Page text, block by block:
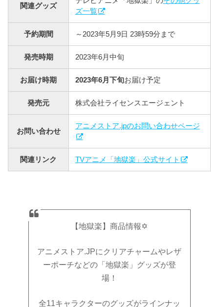
関連グッズ
ズ一覧
予約期間 ～2023年5月9日 23時59分まで
発売時期 2023年6月中旬
お届け時期 2023年6月下旬お届け予定
発売元 株式会社ライセンスエージェント
お問い合わせ
アニメストア.jpのお問い合わせページ
関連リンク TVアニメ「地獄楽」公式サイト
【地獄楽】商品情報✡
アニメストア.JPにクリアチャームやレザ
ーポーチなどの「地獄楽」グッズが登
場！
全11キャラクターのグッズがラインナッ